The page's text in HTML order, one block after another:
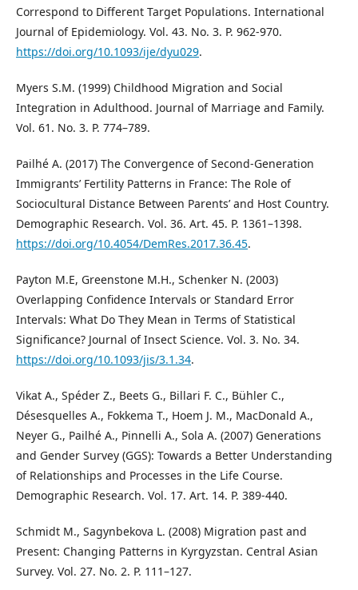
Correspond to Different Target Populations. International
Journal of Epidemiology. Vol. 43. No. 3. P. 962-970.
https://doi.org/10.1093/ije/dyu029.
Myers S.M. (1999) Childhood Migration and Social
Integration in Adulthood. Journal of Marriage and Family.
Vol. 61. No. 3. P. 774–789.
Pailhé A. (2017) The Convergence of Second-Generation
Immigrants’ Fertility Patterns in France: The Role of
Sociocultural Distance Between Parents’ and Host Country.
Demographic Research. Vol. 36. Art. 45. P. 1361–1398.
https://doi.org/10.4054/DemRes.2017.36.45.
Payton M.E, Greenstone M.H., Schenker N. (2003)
Overlapping Confidence Intervals or Standard Error
Intervals: What Do They Mean in Terms of Statistical
Significance? Journal of Insect Science. Vol. 3. No. 34.
https://doi.org/10.1093/jis/3.1.34.
Vikat A., Spéder Z., Beets G., Billari F. C., Bühler C.,
Désesquelles A., Fokkema T., Hoem J. M., MacDonald A.,
Neyer G., Pailhé A., Pinnelli A., Sola A. (2007) Generations
and Gender Survey (GGS): Towards a Better Understanding
of Relationships and Processes in the Life Course.
Demographic Research. Vol. 17. Art. 14. P. 389-440.
Schmidt M., Sagynbekova L. (2008) Migration past and
Present: Changing Patterns in Kyrgyzstan. Central Asian
Survey. Vol. 27. No. 2. P. 111–127.